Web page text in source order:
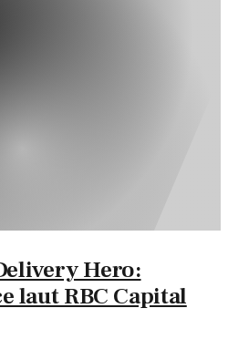
Hero:
laut RBC Capital